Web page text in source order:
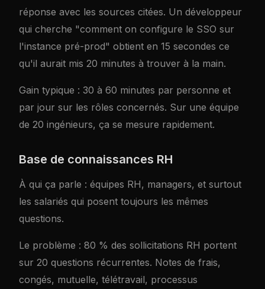
réponse avec les sources citées. Un développeur
qui cherche "comment on configure le SSO sur
l'instance pré-prod" obtient en 15 secondes ce
qu'il aurait mis 20 minutes à trouver à la main.
Gain typique : 30 à 60 minutes par personne et
par jour sur les rôles concernés. Sur une équipe
de 20 ingénieurs, ça se mesure rapidement.
Base de connaissances RH
À qui ça parle : équipes RH, managers, et surtout
les salariés qui posent toujours les mêmes
questions.
Le problème : 80 % des sollicitations RH portent
sur 20 questions récurrentes. Notes de frais,
congés, mutuelle, télétravail, processus